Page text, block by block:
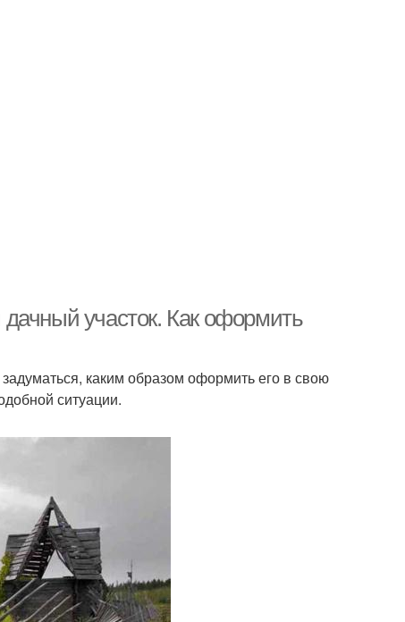
участок. Как оформить
каким образом оформить его в свою
ситуации.